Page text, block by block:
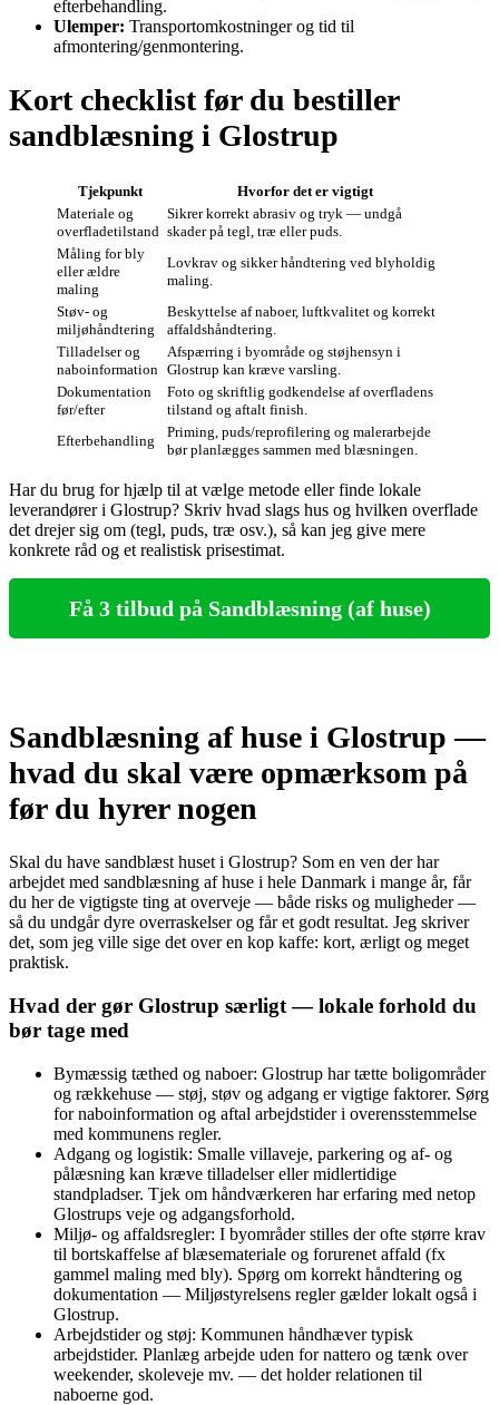
efterbehandling.
Ulemper: Transportomkostninger og tid til
afmontering/genmontering.
Kort checklist før du bestiller
sandblæsning i Glostrup
Tjekpunkt
Hvorfor det er vigtigt
Materiale og
overfladetilstand
Sikrer korrekt abrasiv og tryk — undgå
skader på tegl, træ eller puds.
Måling for bly
eller ældre
maling
Lovkrav og sikker håndtering ved blyholdig
maling.
Støv- og
miljøhåndtering
Beskyttelse af naboer, luftkvalitet og korrekt
affaldshåndtering.
Tilladelser og
naboinformation
Afspærring i byområde og støjhensyn i
Glostrup kan kræve varsling.
Dokumentation
før/efter
Foto og skriftlig godkendelse af overfladens
tilstand og aftalt finish.
Efterbehandling
Priming, puds/reprofilering og malerarbejde
bør planlægges sammen med blæsningen.
Har du brug for hjælp til at vælge metode eller finde lokale
leverandører i Glostrup? Skriv hvad slags hus og hvilken overflade
det drejer sig om (tegl, puds, træ osv.), så kan jeg give mere
konkrete råd og et realistisk prisestimat.
Få 3 tilbud på Sandblæsning (af huse)
Sandblæsning af huse i Glostrup —
hvad du skal være opmærksom på
før du hyrer nogen
Skal du have sandblæst huset i Glostrup? Som en ven der har
arbejdet med sandblæsning af huse i hele Danmark i mange år, får
du her de vigtigste ting at overveje — både risks og muligheder —
så du undgår dyre overraskelser og får et godt resultat. Jeg skriver
det, som jeg ville sige det over en kop kaffe: kort, ærligt og meget
praktisk.
Hvad der gør Glostrup særligt — lokale forhold du
bør tage med
Bymæssig tæthed og naboer: Glostrup har tætte boligområder
og rækkehuse — støj, støv og adgang er vigtige faktorer. Sørg
for naboinformation og aftal arbejdstider i overensstemmelse
med kommunens regler.
Adgang og logistik: Smalle villaveje, parkering og af- og
pålæsning kan kræve tilladelser eller midlertidige
standpladser. Tjek om håndværkeren har erfaring med netop
Glostrups veje og adgangsforhold.
Miljø- og affaldsregler: I byområder stilles der ofte større krav
til bortskaffelse af blæsemateriale og forurenet affald (fx
gammel maling med bly). Spørg om korrekt håndtering og
dokumentation — Miljøstyrelsens regler gælder lokalt også i
Glostrup.
Arbejdstider og støj: Kommunen håndhæver typisk
arbejdstider. Planlæg arbejde uden for nattero og tænk over
weekender, skoleveje mv. — det holder relationen til
naboerne god.